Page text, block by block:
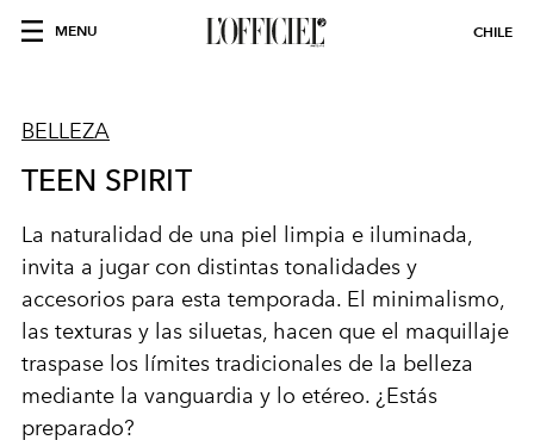
MENU CHILE
BELLEZA
TEEN SPIRIT
La naturalidad de una piel limpia e iluminada,
invita a jugar con distintas tonalidades y
accesorios para esta temporada. El minimalismo,
las texturas y las siluetas, hacen que el maquillaje
traspase los límites tradicionales de la belleza
mediante la vanguardia y lo etéreo. ¿Estás
preparado?